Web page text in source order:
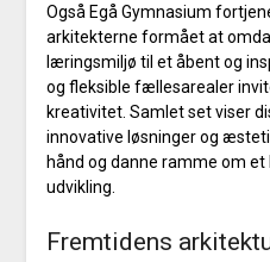
Også Egå Gymnasium
arkitekterne formået at
læringsmiljø til et åbent og
og fleksible fællesarealer
kreativitet. Samlet set viser
innovative løsninger og
hånd og danne ramme om
udvikling.
Fremtidens